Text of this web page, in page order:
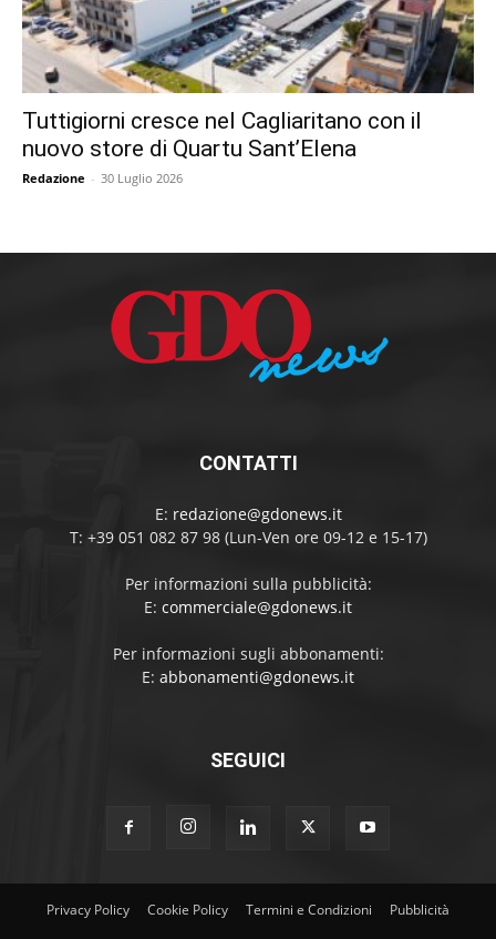
Tuttigiorni cresce nel Cagliaritano con il
nuovo store di Quartu Sant’Elena
Redazione - 30 Luglio 2026
CONTATTI
E: redazione@gdonews.it
T: +39 051 082 87 98 (Lun-Ven ore 09-12 e 15-17)
Per informazioni sulla pubblicità:
E: commerciale@gdonews.it
Per informazioni sugli abbonamenti:
E: abbonamenti@gdonews.it
SEGUICI
Privacy Policy Cookie Policy Termini e Condizioni Pubblicità